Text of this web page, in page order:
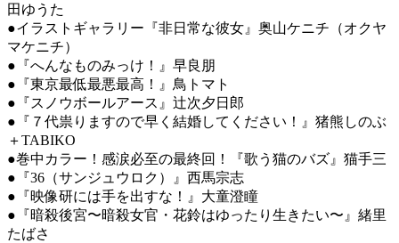
田ゆうた
●イラストギャラリー『非日常な彼女』奥山ケニチ（オクヤ
マケニチ）
●『へんなものみっけ！』早良朋
●『東京最低最悪最高！』鳥トマト
●『スノウボールアース』辻次夕日郎
●『７代祟りますので早く結婚してください！』猪熊しのぶ
＋TABIKO
●巻中カラー！感涙必至の最終回！『歌う猫のバズ』猫手三
●『36（サンジュウロク）』西馬宗志
●『映像研には手を出すな！』大童澄瞳
●『暗殺後宮〜暗殺女官・花鈴はゆったり生きたい〜』緒里
たばさ